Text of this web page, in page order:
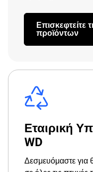
Επισκεφτείτε
προϊόντων
Εταιρική
WD
Δεσμευόμαστε για